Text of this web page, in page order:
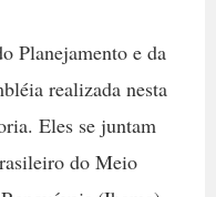
Planejamento e da
realizada nesta
Eles se juntam
do Meio